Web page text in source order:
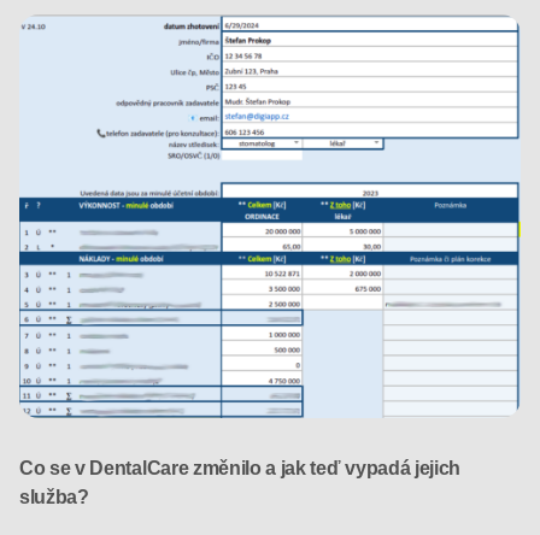
Co se v DentalCare změnilo a jak teď vypadá jejich
služba?